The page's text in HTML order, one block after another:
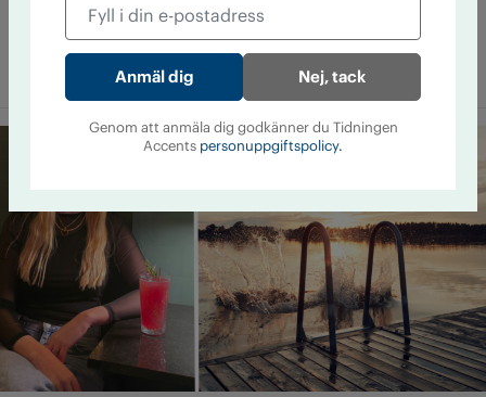
3 augusti 12:00
Efter en snabb expansionsfas har
legaliseringen av cannabis tappat fart i USA. Sedan 2023 har
ingen ny delstat fullt ut ­legaliserat cannabis.
Nej, tack
Genom att anmäla dig godkänner du Tidningen
Accents personuppgiftspolicy.